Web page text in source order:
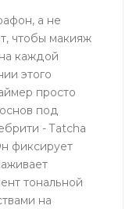
а не
чтобы макияж
каждой
этого
просто
под
- Tatcha
фиксирует
тональной
на